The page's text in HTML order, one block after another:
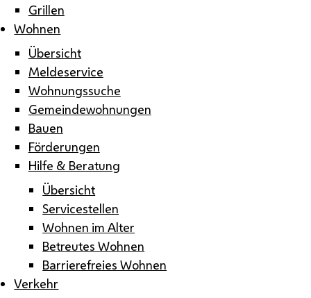
Grillen
Wohnen
Übersicht
Meldeservice
Wohnungssuche
Gemeindewohnungen
Bauen
Förderungen
Hilfe & Beratung
Übersicht
Servicestellen
Wohnen im Alter
Betreutes Wohnen
Barrierefreies Wohnen
Verkehr